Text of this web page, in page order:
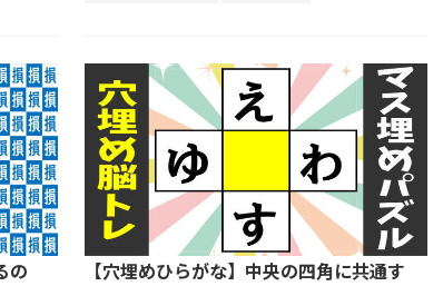
の
【穴埋めひらがな】中央の四角に共通す